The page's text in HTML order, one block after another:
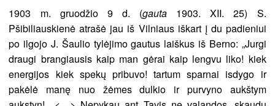
1903 m. gruodžio 9 d. (gauta 1903. XII. 25) S.
Pšibiliauskienė atrašė jau iš Vilniaus iškart į du padieniui
po ilgojo J. Šaulio tylėjimo gautus laiškus iš Berno: „Jurgi
draugi brangiausis kaip man gėrai kaip lengvu liko! kiek
energijos kiek spekų pribuvo! tartum sparnai isdygo ir
pakėlė manę nuo žėmes dulkio ir purvyno aukštym